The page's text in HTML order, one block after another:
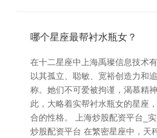
哪个星座最帮衬水瓶女？
在十二星座中上海禹璨信息技术
以其孤立、聪敏、宽裕创造力和
称。她们不可爱被拘谨，渴慕精
此，大略着实帮衬水瓶女的星座
合的性格。 上海炒股配资平台_
炒股配资平台 在繁密星座中，天